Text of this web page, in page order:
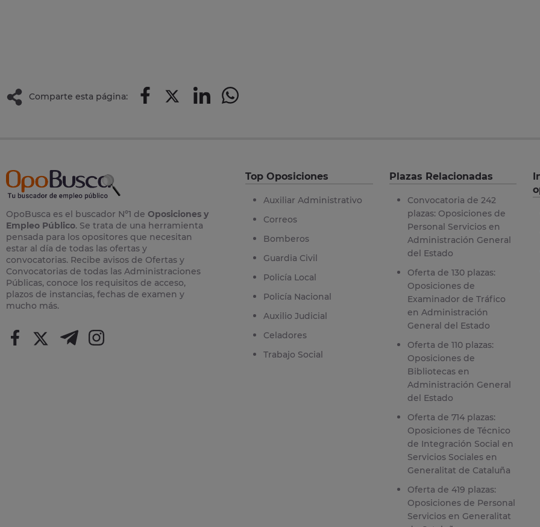
Comparte esta página:
OpoBusca es el buscador Nº1 de Oposiciones y
Empleo Público. Se trata de una herramienta
pensada para los opositores que necesitan
estar al día de todas las ofertas y
convocatorias. Recibe avisos de Ofertas y
Convocatorias de todas las Administraciones
Públicas, conoce los requisitos de acceso,
plazos de instancias, fechas de examen y
mucho más.
Top Oposiciones
Auxiliar Administrativo
Correos
Bomberos
Guardia Civil
Policía Local
Policía Nacional
Auxilio Judicial
Celadores
Trabajo Social
Plazas Relacionadas
Convocatoria de 242
plazas: Oposiciones de
Personal Servicios en
Administración General
del Estado
Oferta de 130 plazas:
Oposiciones de
Examinador de Tráfico
en Administración
General del Estado
Oferta de 110 plazas:
Oposiciones de
Bibliotecas en
Administración General
del Estado
Oferta de 714 plazas:
Oposiciones de Técnico
de Integración Social en
Servicios Sociales en
Generalitat de Cataluña
Oferta de 419 plazas:
Oposiciones de Personal
Servicios en Generalitat